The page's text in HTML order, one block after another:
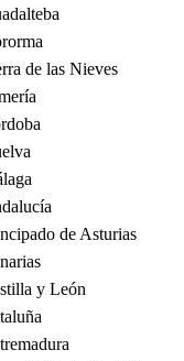
de las Nieves
de Asturias
y León